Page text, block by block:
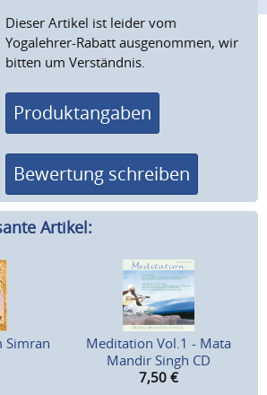
Dieser Artikel ist leider vom
Yogalehrer-Rabatt ausgenommen, wir
bitten um Verständnis.
Produktangaben
Bewertung schreiben
Artikel:
Simran
Meditation Vol.1 - Mata
Mandir Singh CD
7,50 €